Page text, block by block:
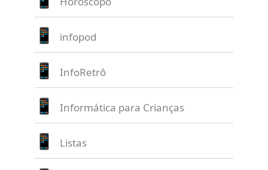
infopod
InfoRetrô
Informática para Crianças
Listas